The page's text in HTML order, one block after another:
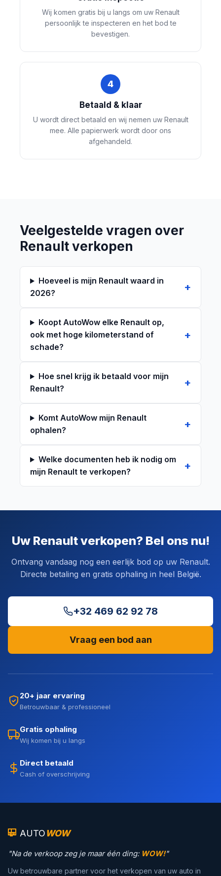
Wij komen gratis bij u langs om uw Renault
persoonlijk te inspecteren en het bod te
bevestigen.
4
Betaald & klaar
U wordt direct betaald en wij nemen uw Renault
mee. Alle papierwerk wordt door ons
afgehandeld.
Veelgestelde vragen over
Renault verkopen
Hoeveel is mijn Renault waard in
2026?
Koopt AutoWow elke Renault op,
ook met hoge kilometerstand of
schade?
Hoe snel krijg ik betaald voor mijn
Renault?
Komt AutoWow mijn Renault
ophalen?
Welke documenten heb ik nodig om
mijn Renault te verkopen?
Uw Renault verkopen? Bel ons nu!
Ontvang vandaag nog een eerlijk bod op uw Renault.
Directe betaling en gratis ophaling in heel België.
+32 469 62 92 78
Vraag een bod aan
20+ jaar ervaring
Betrouwbaar & professioneel
Gratis ophaling
Wij komen bij u langs
Direct betaald
Cash of overschrijving
AUTOWOW
"Na de verkoop zeg je maar één ding: WOW!"
Uw betrouwbare partner voor het verkopen van uw auto in